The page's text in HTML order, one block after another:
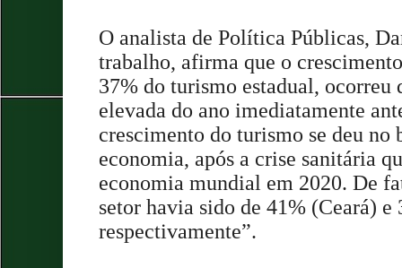
O analista de Política Públicas,
trabalho, afirma que o
37% do turismo estadual, ocorreu
elevada do ano imediatamente
crescimento do turismo se deu no
economia, após a crise sanitária
economia mundial em 2020. De
setor havia sido de 41% (Ceará)
respectivamente”.